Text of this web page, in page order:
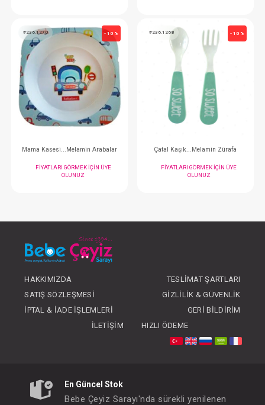
Tabak...Melamin İki Gözlü Arabalar
FIYATLARI GÖRMEK IÇIN ÜYE
OLUNUZ
Mama
FIYATLARI
#236.1270
Mama Kasesi...Melamin Arabalar
FIYATLARI GÖRMEK IÇIN ÜYE
#236.1268
FIYATLARI
HAKKIMIZDA
TESLIMAT ŞARTLARI
SATIŞ SÖZLEŞMESI
GIZLILIK & GÜVENLIK
İPTAL & İADE İŞLEMLERI
GERI BILDIRIM
İLETIŞIM
HIZLI ÖDEME
En Güncel Stok
Bebe Çeyiz Sarayı'nda sürekli yenilenen